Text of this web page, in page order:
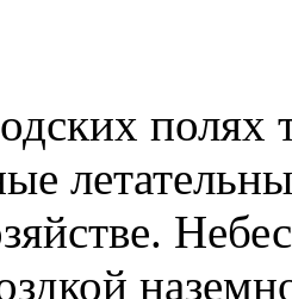
полях